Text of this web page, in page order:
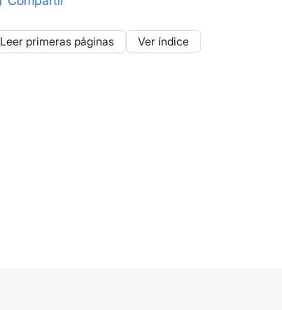
Leer primeras páginas Ver índice